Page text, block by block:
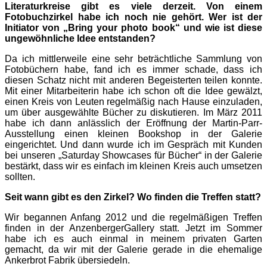
Literaturkreise gibt es viele derzeit. Von einem
Fotobuchzirkel habe ich noch nie gehört. Wer ist der
Initiator von „Bring your photo book“ und wie ist diese
ungewöhnliche Idee entstanden?
Da ich mittlerweile eine sehr beträchtliche Sammlung von
Fotobüchern habe, fand ich es immer schade, dass ich
diesen Schatz nicht mit anderen Begeisterten teilen konnte.
Mit einer Mitarbeiterin habe ich schon oft die Idee gewälzt,
einen Kreis von Leuten regelmäßig nach Hause einzuladen,
um über ausgewählte Bücher zu diskutieren. Im März 2011
habe ich dann anlässlich der Eröffnung der Martin-Parr-
Ausstellung einen kleinen Bookshop in der Galerie
eingerichtet. Und dann wurde ich im Gespräch mit Kunden
bei unseren „Saturday Showcases für Bücher“ in der Galerie
bestärkt, dass wir es einfach im kleinen Kreis auch umsetzen
sollten.
Seit wann gibt es den Zirkel? Wo finden die Treffen statt?
Wir begannen Anfang 2012 und die regelmäßigen Treffen
finden in der AnzenbergerGallery statt. Jetzt im Sommer
habe ich es auch einmal in meinem privaten Garten
gemacht, da wir mit der Galerie gerade in die ehemalige
Ankerbrot Fabrik übersiedeln.